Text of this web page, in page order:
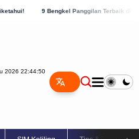
Panggilan Terbaik di Kabupaten
2026 22:44:51